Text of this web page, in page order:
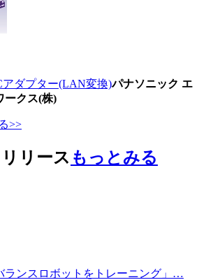
アダプター(LAN変換)パナソニック エ
ークス(株)
>>
リース もっとみる
ランスロボットをトレーニング」…